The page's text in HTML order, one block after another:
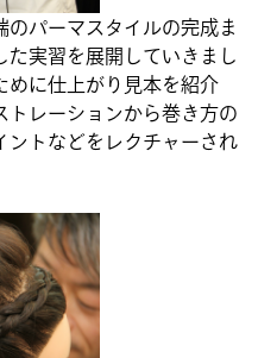
のパーマスタイルの完成ま
た実習を展開していきまし
めに仕上がり見本を紹介
トレーションから巻き方の
ントなどをレクチャーされ